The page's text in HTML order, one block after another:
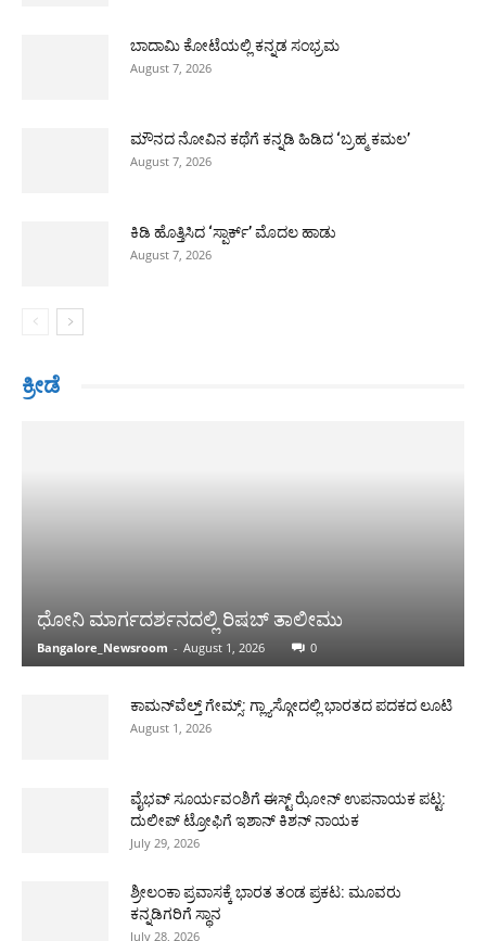
ಬಾದಾಮಿ ಕೋಟೆಯಲ್ಲಿ ಕನ್ನಡ ಸಂಭ್ರಮ
August 7, 2026
ಮೌನದ ನೋವಿನ ಕಥೆಗೆ ಕನ್ನಡಿ ಹಿಡಿದ ‘ಬ್ರಹ್ಮ ಕಮಲ’
August 7, 2026
ಕಿಡಿ ಹೊತ್ತಿಸಿದ ‘ಸ್ಪಾರ್ಕ್’ ಮೊದಲ ಹಾಡು
August 7, 2026
ಕ್ರೀಡೆ
ಧೋನಿ ಮಾರ್ಗದರ್ಶನದಲ್ಲಿ ರಿಷಬ್ ತಾಲೀಮು
Bangalore_Newsroom - August 1, 2026 0
ಕಾಮನ್‌ವೆಲ್ತ್ ಗೇಮ್ಸ್: ಗ್ಲ್ಯಾಸ್ಗೋದಲ್ಲಿ ಭಾರತದ ಪದಕದ ಲೂಟಿ
August 1, 2026
ವೈಭವ್ ಸೂರ್ಯವಂಶಿಗೆ ಈಸ್ಟ್ ಝೋನ್ ಉಪನಾಯಕ ಪಟ್ಟ:
ದುಲೀಪ್ ಟ್ರೋಫಿಗೆ ಇಶಾನ್ ಕಿಶನ್ ನಾಯಕ
July 29, 2026
ಶ್ರೀಲಂಕಾ ಪ್ರವಾಸಕ್ಕೆ ಭಾರತ ತಂಡ ಪ್ರಕಟ: ಮೂವರು
ಕನ್ನಡಿಗರಿಗೆ ಸ್ಥಾನ
July 28, 2026